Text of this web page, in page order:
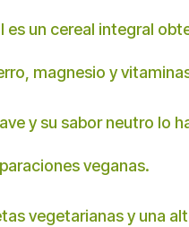
es un cereal integral
magnesio y
y su sabor neutro lo
veganas.
vegetarianas y una